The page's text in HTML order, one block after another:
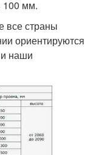
100 мм.
все страны
ориентируются
и наши